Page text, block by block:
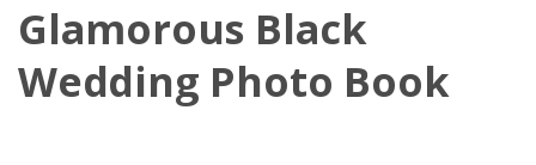
Glamorous Black
Wedding Photo Book